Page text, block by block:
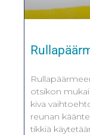
otsikon
kiva
reunan
tikkiä